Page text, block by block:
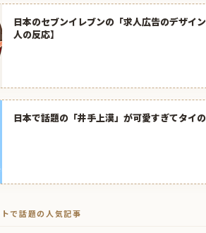
日本のセブンイレブンの「求人広告のデザイ
人の反応】
日本で話題の「井手上漠」が可愛すぎてタイ
で話題の人気記事